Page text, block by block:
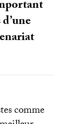
comme